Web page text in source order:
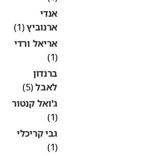
אנדי
ארנוביץ(1)
אריאל ורדי
ברנדון
לאבל(5)
ג'ואל קנטור
גבי קריכלי